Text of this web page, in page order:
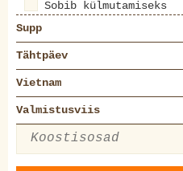
Sobib külmutamiseks
Supp
Tähtpäev
Vietnam
Valmistusviis